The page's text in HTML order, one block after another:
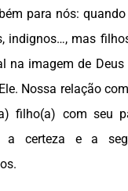
para nós:
indignos…, mas
na imagem de
Nossa relação
filho(a) com seu
a certeza e a